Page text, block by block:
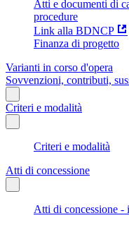
Atti e documenti di
procedure
Link alla BDNCP
Finanza di progetto
Varianti in corso d'opera
Sovvenzioni, contributi,
Criteri e modalità
Criteri e modalità
Atti di concessione
Atti di concessione -